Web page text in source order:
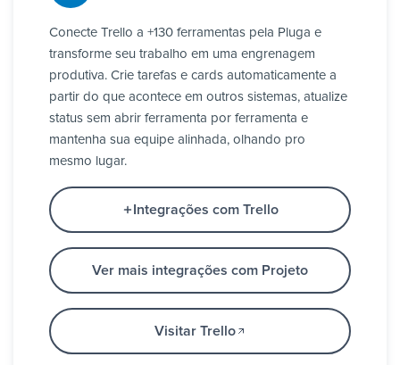
Conecte Trello a +130 ferramentas pela Pluga e
transforme seu trabalho em uma engrenagem
produtiva. Crie tarefas e cards automaticamente a
partir do que acontece em outros sistemas, atualize
status sem abrir ferramenta por ferramenta e
mantenha sua equipe alinhada, olhando pro
mesmo lugar.
Integrações com Trello
Ver mais integrações com Projeto
Visitar Trello